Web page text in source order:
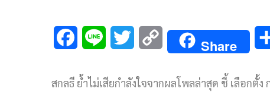
c
n
i
p
Share
สกลธี ย้ำไม่เสียกำลังใจจากผลโพลล่าสุด ชี้ เลือก